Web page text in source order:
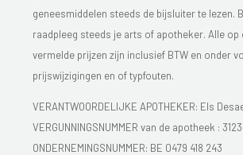
geneesmiddelen steeds de bijsluiter te lezen.
raadpleeg steeds je arts of apotheker. Alle op
vermelde prijzen zijn inclusief BTW en onder
prijswijzigingen en of typfouten.
VERANTWOORDELIJKE APOTHEKER: Els
VERGUNNINGSNUMMER van de apotheek :
ONDERNEMINGSNUMMER: BE 0479 418 243